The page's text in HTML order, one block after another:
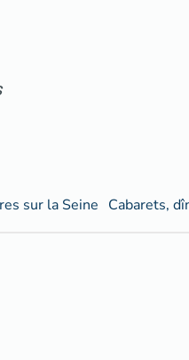
sur la Seine Cabarets,